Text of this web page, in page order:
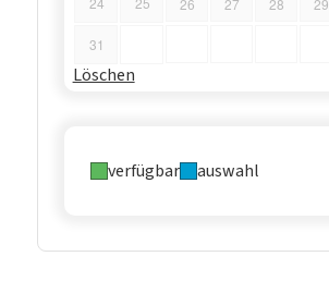
31
Löschen
verfügbar auswahl